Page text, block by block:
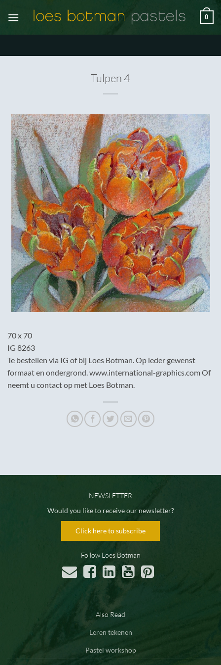
naar
0
Tulpen 4
70 x 70
IG 8263
Te bestellen via IG of bij Loes Botman. Op ieder gewenst
formaat en ondergrond. www.international-graphics.com Of
neemt u contact op met Loes Botman.
NEWSLETTER
Would you like to receive our newsletter?
Click here to subscribe
Follow Loes Botman
Also Read
Leren tekenen
Pastel workshop